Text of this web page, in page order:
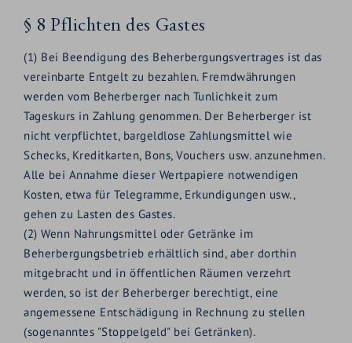
§ 8 Pflichten des Gastes
(1) Bei Beendigung des Beherbergungsvertrages ist das
vereinbarte Entgelt zu bezahlen. Fremdwährungen
werden vom Beherberger nach Tunlichkeit zum
Tageskurs in Zahlung genommen. Der Beherberger ist
nicht verpflichtet, bargeldlose Zahlungsmittel wie
Schecks, Kreditkarten, Bons, Vouchers usw. anzunehmen.
Alle bei Annahme dieser Wertpapiere notwendigen
Kosten, etwa für Telegramme, Erkundigungen usw.,
gehen zu Lasten des Gastes.
(2) Wenn Nahrungsmittel oder Getränke im
Beherbergungsbetrieb erhältlich sind, aber dorthin
mitgebracht und in öffentlichen Räumen verzehrt
werden, so ist der Beherberger berechtigt, eine
angemessene Entschädigung in Rechnung zu stellen
(sogenanntes "Stoppelgeld" bei Getränken).